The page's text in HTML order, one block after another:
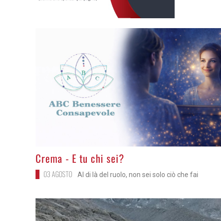
>
Crema - E tu chi sei?
03 AGOSTO Al di là del ruolo, non sei solo ciò che fai